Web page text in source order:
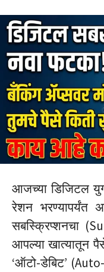
आजच्या डिजिटल
रेशन भरण्यापर्यंत
सबस्क्रिप्शनचा
आपल्या खात्यातून
‘ऑटो-डेबिट’